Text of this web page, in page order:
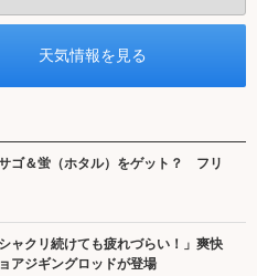
ゴ＆蛍（ホタル）をゲット？ フリ
ャクリ続けても疲れづらい！」爽快
アジギングロッドが登場